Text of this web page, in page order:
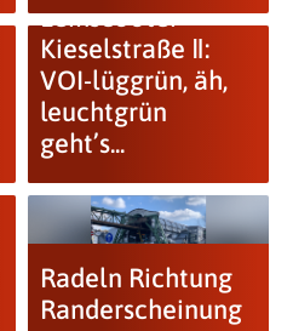
Leihscooter
Kieselstraße Ⅱ:
VOI-lüggrün, äh,
leuchtgrün
geht’s...
Radeln Richtung
Randerscheinung